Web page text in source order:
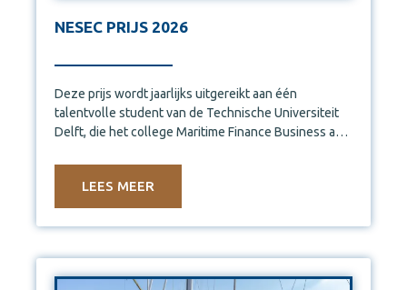
NESEC PRIJS 2026
Deze prijs wordt jaarlijks uitgereikt aan één
talentvolle student van de Technische Universiteit
Delft, die het college Maritime Finance Business and
LEES MEER